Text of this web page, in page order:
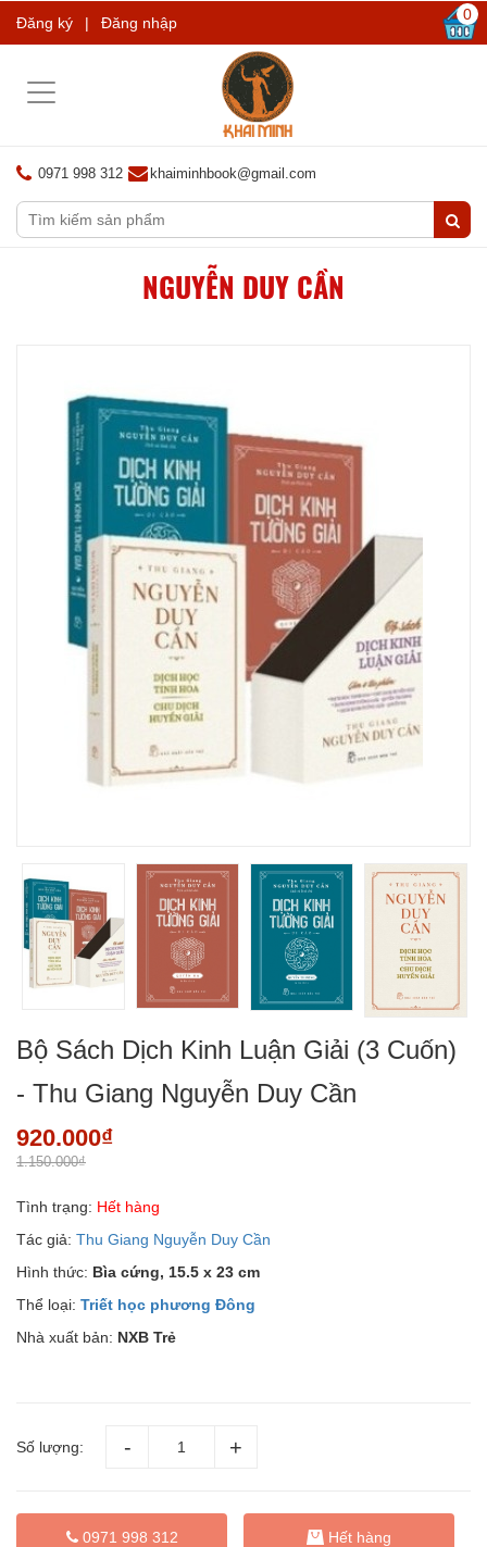
Đăng ký | Đăng nhập 0
Toggle
0971 998 312 khaiminhbook@gmail.com
NGUYỄN DUY CẦN
Bộ Sách Dịch Kinh Luận Giải (3 Cuốn)
- Thu Giang Nguyễn Duy Cần
920.000₫
1.150.000₫
Tình trạng: Hết hàng
Tác giả: Thu Giang Nguyễn Duy Cần
Hình thức: Bìa cứng, 15.5 x 23 cm
Thể loại: Triết học phương Đông
Nhà xuất bản: NXB Trẻ
Số lượng:
0971 998 312 Hết hàng